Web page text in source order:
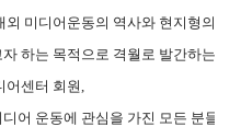
외 미디어운동의 역사와 현지형의 담
하는 목적으로 격월로 발간하는
어센터 회원,
어 운동에 관심을 가진 모든 분들이